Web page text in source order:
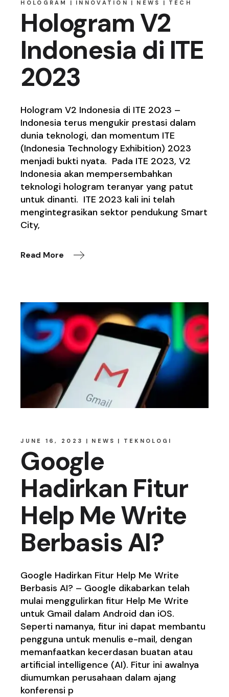
HOLOGRAM INNOVATION NEWS TECH
Hologram V2
Indonesia di ITE
2023
Hologram V2 Indonesia di ITE 2023 –
Indonesia terus mengukir prestasi dalam
dunia teknologi, dan momentum ITE
(Indonesia Technology Exhibition) 2023
menjadi bukti nyata. Pada ITE 2023, V2
Indonesia akan mempersembahkan
teknologi hologram teranyar yang patut
untuk dinanti. ITE 2023 kali ini telah
mengintegrasikan sektor pendukung Smart
City,
Read More
JUNE 16, 2023 NEWS TEKNOLOGI
Google
Hadirkan Fitur
Help Me Write
Berbasis AI?
Google Hadirkan Fitur Help Me Write
Berbasis AI? – Google dikabarkan telah
mulai menggulirkan fitur Help Me Write
untuk Gmail dalam Android dan iOS.
Seperti namanya, fitur ini dapat membantu
pengguna untuk menulis e-mail, dengan
memanfaatkan kecerdasan buatan atau
artificial intelligence (AI). Fitur ini awalnya
diumumkan perusahaan dalam ajang
konferensi p